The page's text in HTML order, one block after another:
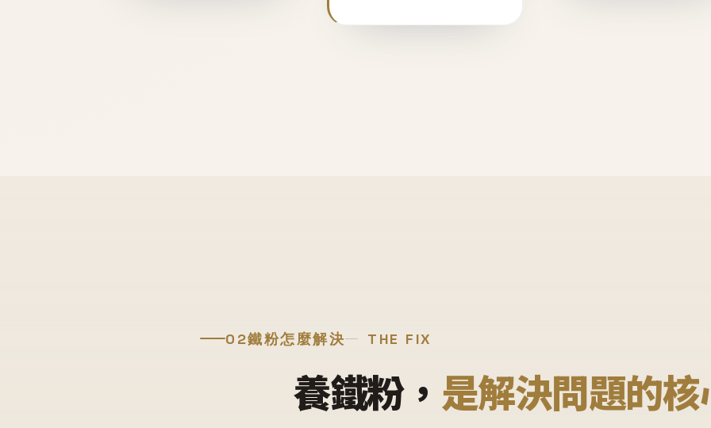
02鐵粉怎麼解決 THE FIX
養鐵粉， 是解決問題的